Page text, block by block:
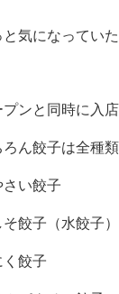
と気になってい
プンと同時に入店
ろん餃子は全種類
さい餃子
そ餃子（水餃子）
く餃子